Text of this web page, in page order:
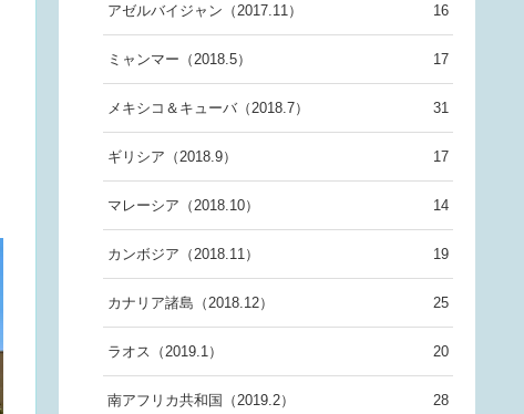
アゼルバイジャン（2017.11） 16
ミャンマー（2018.5） 17
メキシコ＆キューバ（2018.7） 31
ギリシア（2018.9） 17
マレーシア（2018.10） 14
カンボジア（2018.11） 19
カナリア諸島（2018.12） 25
ラオス（2019.1） 20
南アフリカ共和国（2019.2） 28